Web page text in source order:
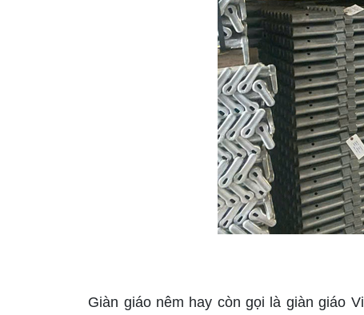
Giàn giáo nêm hay còn gọi là giàn giáo